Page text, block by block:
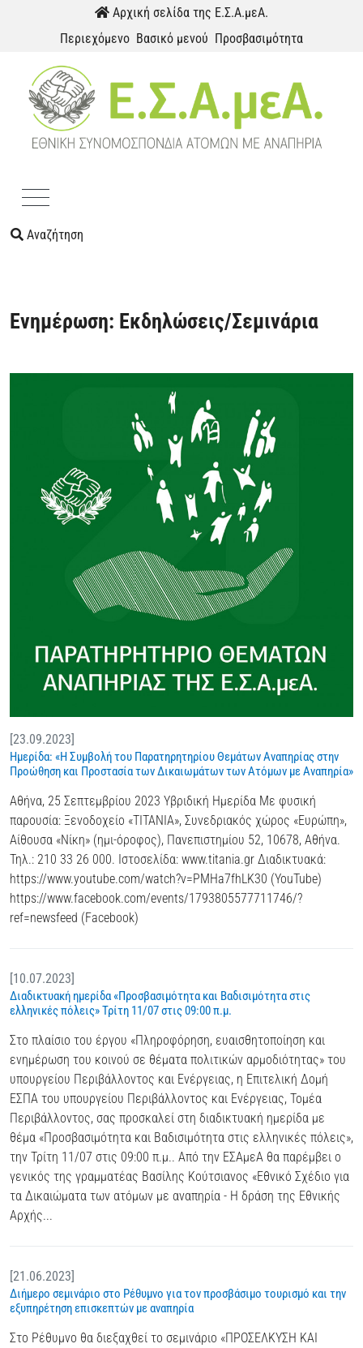
Παράκαμψη προς το περιεχόμενοΑρχική σελίδα της Ε.Σ.Α.μεΑ.
Περιεχόμενο Βασικό μενού Προσβασιμότητα
Αναζήτηση
Ενημέρωση: Εκδηλώσεις/Σεμινάρια
[23.09.2023]
Ημερίδα: «Η Συμβολή του Παρατηρητηρίου Θεμάτων Αναπηρίας στην
Προώθηση και Προστασία των Δικαιωμάτων των Ατόμων με Αναπηρία»
Αθήνα, 25 Σεπτεμβρίου 2023 Υβριδική Ημερίδα Με φυσική
παρουσία: Ξενοδοχείο «TITANIA», Συνεδριακός χώρος «Ευρώπη»,
Αίθουσα «Νίκη» (ημι-όροφος), Πανεπιστημίου 52, 10678, Αθήνα.
Τηλ.: 210 33 26 000. Ιστοσελίδα: www.titania.gr Διαδικτυακά:
https://www.youtube.com/watch?v=PMHa7fhLK30 (YouTube)
https://www.facebook.com/events/1793805577711746/?
ref=newsfeed (Facebook)
[10.07.2023]
Διαδικτυακή ημερίδα «Προσβασιμότητα και Βαδισιμότητα στις
ελληνικές πόλεις» Τρίτη 11/07 στις 09:00 π.μ.
Στο πλαίσιο του έργου «Πληροφόρηση, ευαισθητοποίηση και
ενημέρωση του κοινού σε θέματα πολιτικών αρμοδιότητας» του
υπουργείου Περιβάλλοντος και Ενέργειας, η Επιτελική Δομή
ΕΣΠΑ του υπουργείου Περιβάλλοντος και Ενέργειας, Τομέα
Περιβάλλοντος, σας προσκαλεί στη διαδικτυακή ημερίδα µε
θέμα «Προσβασιμότητα και Βαδισιμότητα στις ελληνικές πόλεις»,
την Τρίτη 11/07 στις 09:00 π.μ.. Από την ΕΣΑμεΑ θα παρέμβει ο
γενικός της γραμματέας Βασίλης Κούτσιανος «Εθνικό Σχέδιο για
τα Δικαιώματα των ατόμων με αναπηρία - Η δράση της Εθνικής
Αρχής...
[21.06.2023]
Διήμερο σεμινάριο στο Ρέθυμνο για τον προσβάσιμο τουρισμό και την
εξυπηρέτηση επισκεπτών με αναπηρία
Στο Ρέθυμνο θα διεξαχθεί το σεμινάριο «ΠΡΟΣΕΛΚΥΣΗ ΚΑΙ